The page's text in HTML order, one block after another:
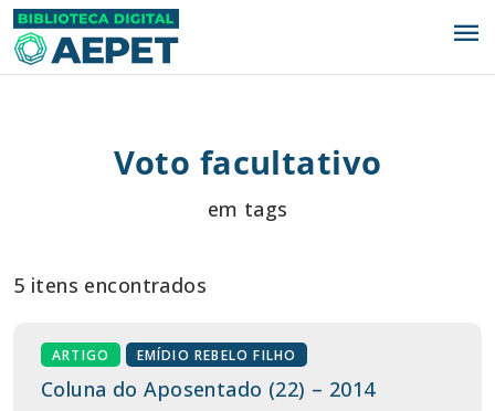
menu
Voto facultativo
em tags
5 itens encontrados
ARTIGO EMÍDIO REBELO FILHO
Coluna do Aposentado (22) – 2014